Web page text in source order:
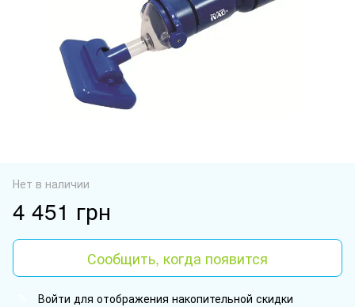
Нет в наличии
4 451 грн
Сообщить, когда появится
Войти для отображения накопительной скидки